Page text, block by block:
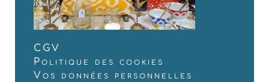
CGV
Politique des cookies
Vos données personnelles